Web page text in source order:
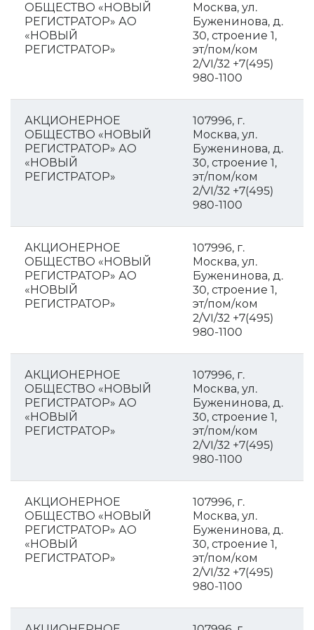
ОБЩЕСТВО «НОВЫЙ
РЕГИСТРАТОР» АО
«НОВЫЙ
РЕГИСТРАТОР»
Москва, ул.
Буженинова, д.
30, строение 1,
эт/пом/ком
2/VI/32 +7(495)
980-1100
АКЦИОНЕРНОЕ
ОБЩЕСТВО «НОВЫЙ
РЕГИСТРАТОР» АО
«НОВЫЙ
РЕГИСТРАТОР»
107996, г.
Москва, ул.
Буженинова, д.
30, строение 1,
эт/пом/ком
2/VI/32 +7(495)
980-1100
АКЦИОНЕРНОЕ
ОБЩЕСТВО «НОВЫЙ
РЕГИСТРАТОР» АО
«НОВЫЙ
РЕГИСТРАТОР»
107996, г.
Москва, ул.
Буженинова, д.
30, строение 1,
эт/пом/ком
2/VI/32 +7(495)
980-1100
АКЦИОНЕРНОЕ
ОБЩЕСТВО «НОВЫЙ
РЕГИСТРАТОР» АО
«НОВЫЙ
РЕГИСТРАТОР»
107996, г.
Москва, ул.
Буженинова, д.
30, строение 1,
эт/пом/ком
2/VI/32 +7(495)
980-1100
АКЦИОНЕРНОЕ
ОБЩЕСТВО «НОВЫЙ
РЕГИСТРАТОР» АО
«НОВЫЙ
РЕГИСТРАТОР»
107996, г.
Москва, ул.
Буженинова, д.
30, строение 1,
эт/пом/ком
2/VI/32 +7(495)
980-1100